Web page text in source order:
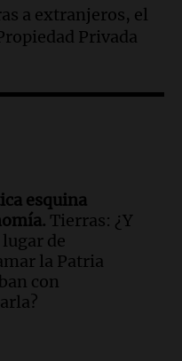
argentina y
de Salta resalta
León XIV
"Nos decía
milagro''"
provincia con
a extranjeros, el
Privada
esquina
Tierras: ¿Y
de
la Patria
con